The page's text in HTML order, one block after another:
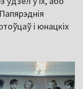
і юнацкіх